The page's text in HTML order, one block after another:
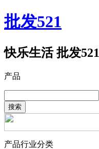
批发521
快乐生活 批发521
产品
搜索
产品行业分类